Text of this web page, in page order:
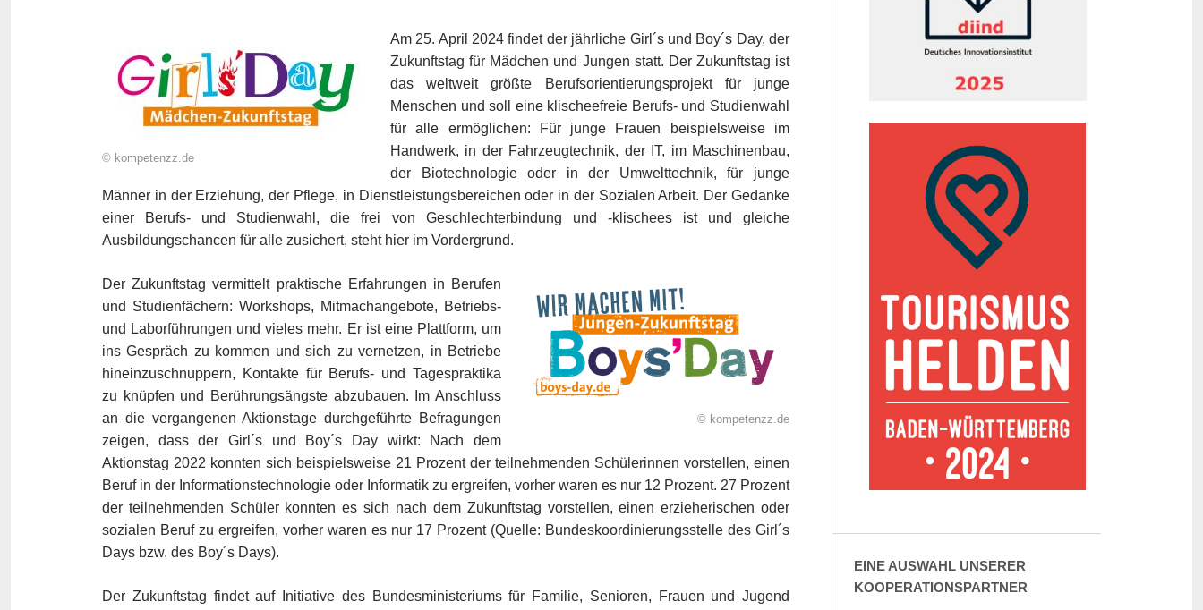
© kompetenzz.de
Am 25. April 2024 findet der jährliche Girl´s und Boy´s Day, der
Zukunftstag für Mädchen und Jungen statt. Der Zukunftstag ist
das weltweit größte Berufsorientierungsprojekt für junge
Menschen und soll eine klischeefreie Berufs- und Studienwahl
für alle ermöglichen: Für junge Frauen beispielsweise im
Handwerk, in der Fahrzeugtechnik, der IT, im Maschinenbau,
der Biotechnologie oder in der Umwelttechnik, für junge
Männer in der Erziehung, der Pflege, in Dienstleistungsbereichen oder in der Sozialen Arbeit. Der Gedanke
einer Berufs- und Studienwahl, die frei von Geschlechterbindung und -klischees ist und gleiche
Ausbildungschancen für alle zusichert, steht hier im Vordergrund.
© kompetenzz.de
Der Zukunftstag vermittelt praktische Erfahrungen in Berufen
und Studienfächern: Workshops, Mitmachangebote, Betriebs-
und Laborführungen und vieles mehr. Er ist eine Plattform, um
ins Gespräch zu kommen und sich zu vernetzen, in Betriebe
hineinzuschnuppern, Kontakte für Berufs- und Tagespraktika
zu knüpfen und Berührungsängste abzubauen. Im Anschluss
an die vergangenen Aktionstage durchgeführte Befragungen
zeigen, dass der Girl´s und Boy´s Day wirkt: Nach dem
Aktionstag 2022 konnten sich beispielsweise 21 Prozent der teilnehmenden Schülerinnen vorstellen, einen
Beruf in der Informationstechnologie oder Informatik zu ergreifen, vorher waren es nur 12 Prozent. 27 Prozent
der teilnehmenden Schüler konnten es sich nach dem Zukunftstag vorstellen, einen erzieherischen oder
sozialen Beruf zu ergreifen, vorher waren es nur 17 Prozent (Quelle: Bundeskoordinierungsstelle des Girl´s
Days bzw. des Boy´s Days).
Der Zukunftstag findet auf Initiative des Bundesministeriums für Familie, Senioren, Frauen und Jugend
EINE AUSWAHL UNSERER
KOOPERATIONSPARTNER